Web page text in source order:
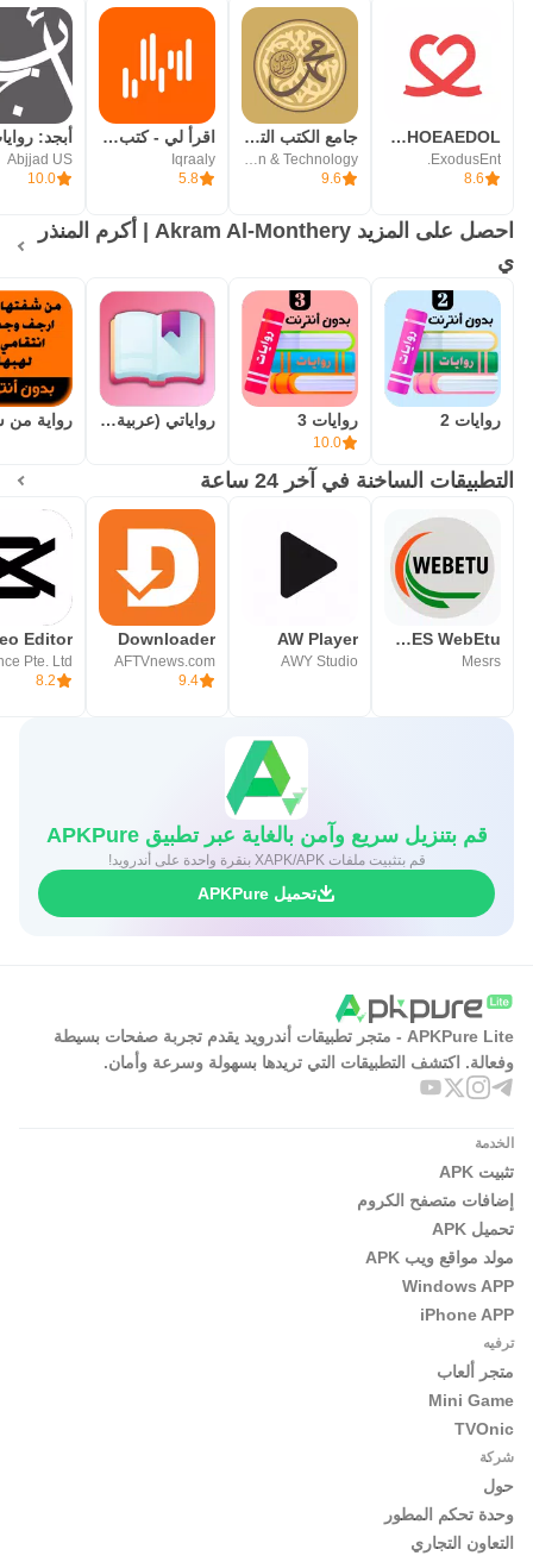
Kpop Idol Vote - CHOEAEDOL
ExodusEnt.
8.6
جامع الكتب التسعة
9.6
اقرأ لي - كتب صوتية مسموعة
Iqraaly
5.8
Abjjad US
10.0
احصل على المزيد Akram Al-Monthery | أكرم المنذر
ي
روايات 2 روايات 3
10.0
رواياتي (عربية-خليجية-سعودية)
التطبيقات الساخنة في آخر 24 ساعة
PROGRES WebEtu
Mesrs
AW Player
AWY Studio
Downloader
AFTVnews.com
9.4
8.2
قم بتنزيل سريع وآمن بالغاية عبر تطبيق APKPure
قم بتثبيت ملفات XAPK/APK بنقرة واحدة على أندرويد!
تحميل APKPure
APKPure Lite - متجر تطبيقات أندرويد يقدم تجربة صفحات بسيطة
وفعالة. اكتشف التطبيقات التي تريدها بسهولة وسرعة وأمان.
الخدمة
تثبيت APK
إضافات متصفح الكروم
تحميل APK
مولد مواقع ويب APK
Windows APP
iPhone APP
ترفيه
متجر ألعاب
Mini Game
TVOnic
شركة
حول
وحدة تحكم المطور
التعاون التجاري